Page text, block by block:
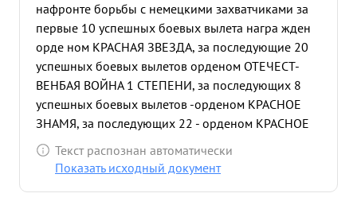
нафронте борьбы с немецкими захватчиками за
первые 10 успешных боевых вылета награ жден
орде ном КРАСНАЯ ЗВЕЗДА, за последующие 20
успешных боевых вылетов орденом ОТЕЧЕСТ-
ВЕНБАЯ ВОЙНА 1 СТЕПЕНИ, за последующих 8
успешных боевых вылетов -орденом КРАСНОЕ
ЗНАМЯ, за последующих 22 - орденом КРАСНОЕ
ЗНАМЯ. За проявленные геройские подвиги,
отвагу и мужество, за произведенные 119 успеш
Текст распознан автоматически
Показать исходный документ